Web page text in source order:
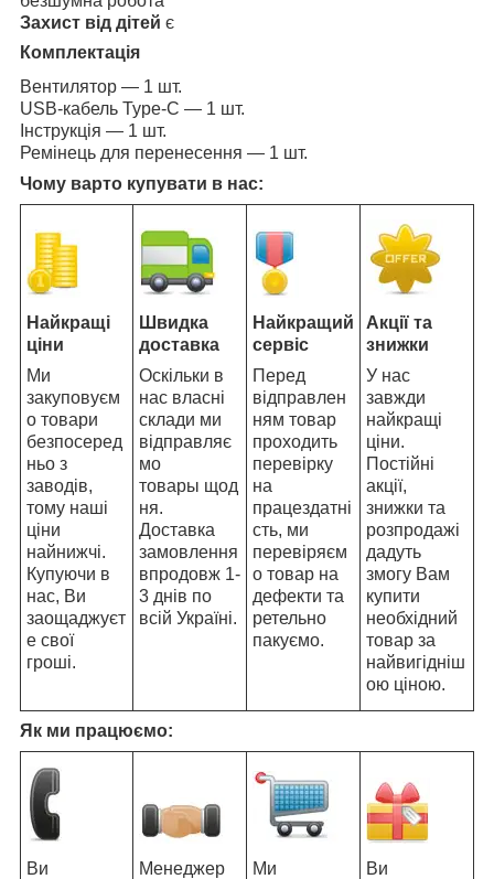
Захист від дітей є
Комплектація
Вентилятор — 1 шт.
USB-кабель Type-C — 1 шт.
Інструкція — 1 шт.
Ремінець для перенесення — 1 шт.
Чому варто купувати в нас:
Найкращі
ціни
Ми
закуповуєм
о товари
безпосеред
ньо з
заводів,
тому наші
ціни
найнижчі.
Купуючи в
нас, Ви
заощаджуєт
е свої
гроші.
Швидка
доставка
Оскільки в
нас власні
склади ми
відправляє
мо
товары щод
ня.
Доставка
замовлення
впродовж 1-
3 днів по
всій Україні.
Найкращий
сервіс
Перед
відправлен
ням товар
проходить
перевірку
на
працездатні
сть, ми
перевіряєм
о товар на
дефекти та
ретельно
пакуємо.
Акції та
знижки
У нас
завжди
найкращі
ціни.
Постійні
акції,
знижки та
розпродажі
дадуть
змогу Вам
купити
необхідний
товар за
найвигідніш
ою ціною.
Як ми працюємо:
Ви
Менеджер
Ми
Ви